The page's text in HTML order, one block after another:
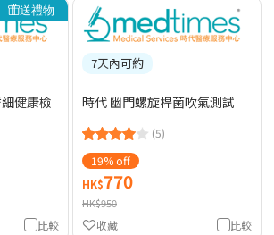
送禮物
健康檢
比較
7天內可約
時代 幽門螺旋桿菌吹氣測試
(5)
19% off
HK$770
HK$950
比較
收藏